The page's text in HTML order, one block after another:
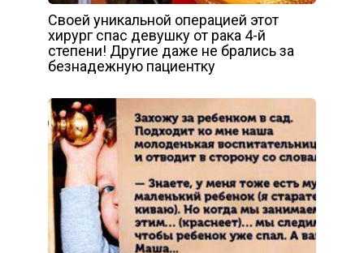
Своей уникальной операцией этот
хирург спас девушку от рака 4-й
степени! Другие даже не брались за
безнадежную пациентку